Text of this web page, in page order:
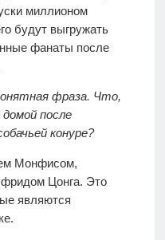
миллионом
будут выгружать
фанаты после
фраза. Что,
после
конуре?
Монфисом,
Цонга. Это
являются